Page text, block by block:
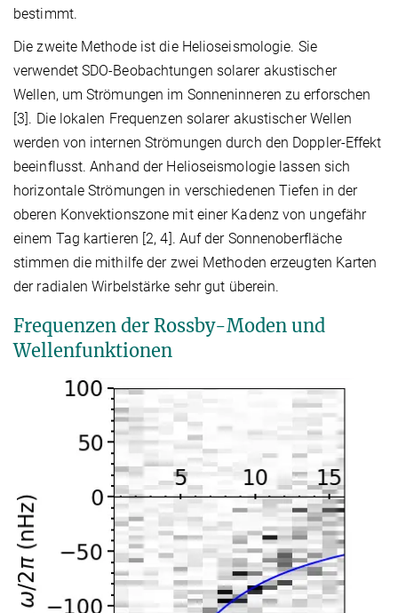
bestimmt.
Die zweite Methode ist die Helioseismologie. Sie
verwendet SDO-Beobachtungen solarer akustischer
Wellen, um Strömungen im Sonneninneren zu erforschen
[3]. Die lokalen Frequenzen solarer akustischer Wellen
werden von internen Strömungen durch den Doppler-Effekt
beeinflusst. Anhand der Helioseismologie lassen sich
horizontale Strömungen in verschiedenen Tiefen in der
oberen Konvektionszone mit einer Kadenz von ungefähr
einem Tag kartieren [2, 4]. Auf der Sonnenoberfläche
stimmen die mithilfe der zwei Methoden erzeugten Karten
der radialen Wirbelstärke sehr gut überein.
Frequenzen der Rossby-Moden und
Wellenfunktionen